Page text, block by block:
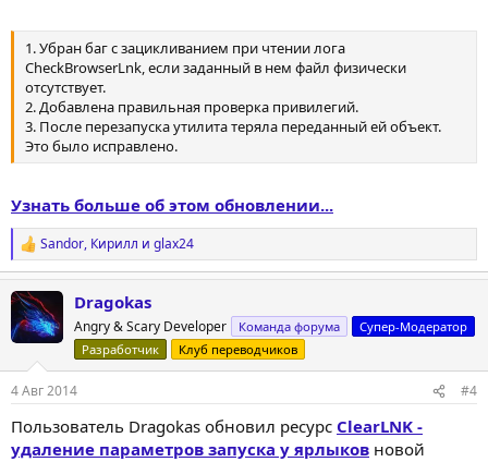
1. Убран баг с зацикливанием при чтении лога
CheckBrowserLnk, если заданный в нем файл физически
отсутствует.
2. Добавлена правильная проверка привилегий.
3. После перезапуска утилита теряла переданный ей объект.
Это было исправлено.
Узнать больше об этом обновлении...
Р
е
к
ц
:
Sandor, Кирилл и glax24
Dragokas
Angry & Scary Developer Команда форума
Супер-Модератор
Разработчик
Клуб переводчиков
4 Авг 2014 #4
Пользователь Dragokas обновил ресурс ClearLNK -
удаление параметров запуска у ярлыков новой